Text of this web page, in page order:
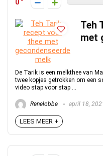
0
Teh
met
De Tarik is een melkthee van
twee kopjes getrokken om een
video stap voor stap ...
Renelobbe april 18,
LEES MEER +